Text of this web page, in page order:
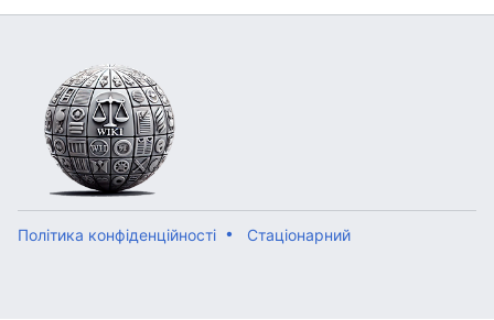
Політика конфіденційності Стаціонарний